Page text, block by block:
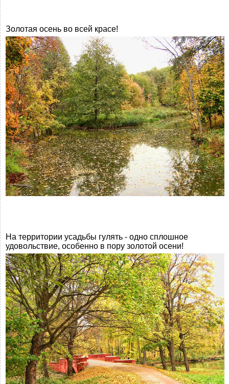
Золотая осень во всей красе!
На территории усадьбы гулять - одно сплошное
удовольствие, особенно в пору золотой осени!